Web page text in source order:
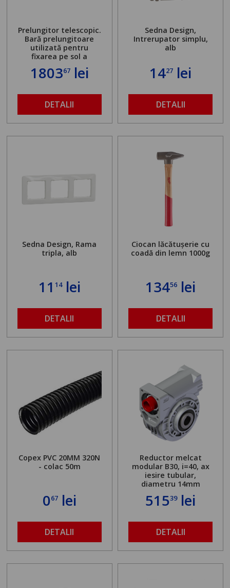
Prelungitor telescopic.
Bară prelungitoare
utilizată pentru
fixarea pe sol a
standului mașinii de
găurit în locul
maximă admisă de 500
kg și înălțime reglabilă
de la 1,8 la 2,9 m
180367lei
DETALII
Sedna Design,
Intrerupator simplu,
alb
1427 lei
DETALII
Sedna Design, Rama
tripla, alb
11 14lei
DETALII
Ciocan lăcătușerie cu
coadă din lemn 1000g
13456 lei
DETALII
Copex PVC 20MM 320N
- colac 50m
067lei
DETALII
Reductor melcat
modular B30, i=40, ax
iesire tubular,
diametru 14mm
51539lei
DETALII